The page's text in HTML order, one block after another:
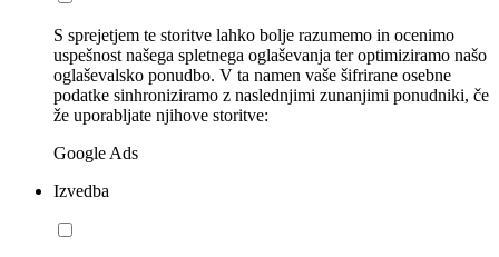
S sprejetjem te storitve lahko bolje razumemo in ocenimo
uspešnost našega spletnega oglaševanja ter optimiziramo našo
oglaševalsko ponudbo. V ta namen vaše šifrirane osebne
podatke sinhroniziramo z naslednjimi zunanjimi ponudniki, če
že uporabljate njihove storitve:
Google Ads
Izvedba